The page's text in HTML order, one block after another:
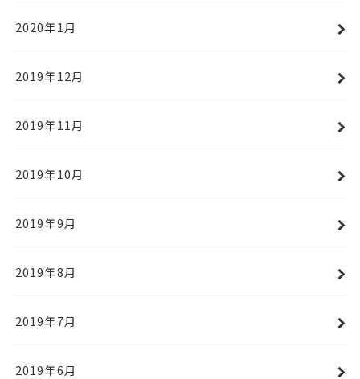
2020年1月
2019年12月
2019年11月
2019年10月
2019年9月
2019年8月
2019年7月
2019年6月